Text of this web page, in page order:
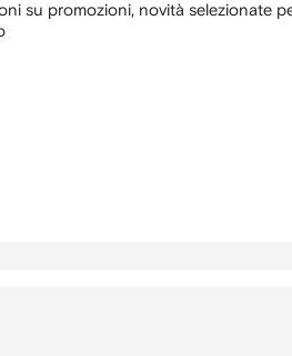
su promozioni, novità selezionate